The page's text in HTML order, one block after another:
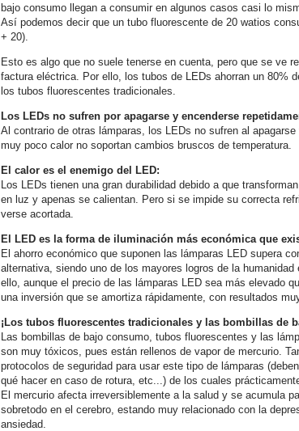
bajo consumo llegan a consumir en algunos casos casi lo
Así podemos decir que un tubo fluorescente de 20 watios
+ 20).
Esto es algo que no suele tenerse en cuenta, pero que se ve
factura eléctrica. Por ello, los tubos de LEDs ahorran un 80%
los tubos fluorescentes tradicionales.
Los LEDs no sufren por apagarse y encenderse
Al contrario de otras lámparas, los LEDs no sufren al
muy poco calor no soportan cambios bruscos de temperatura.
El calor es el enemigo del LED:
Los LEDs tienen una gran durabilidad debido a que
en luz y apenas se calientan. Pero si se impide su correcta
verse acortada.
El LED es la forma de iluminación más económica que
El ahorro económico que suponen las lámparas LED supera
alternativa, siendo uno de los mayores logros de la
ello, aunque el precio de las lámparas LED sea más elevado
una inversión que se amortiza rápidamente, con resultados
¡Los tubos fluorescentes tradicionales y las bombillas de
Las bombillas de bajo consumo, tubos fluorescentes y las
son muy tóxicos, pues están rellenos de vapor de mercurio.
protocolos de seguridad para usar este tipo de lámparas
qué hacer en caso de rotura, etc...) de los cuales
El mercurio afecta irreversiblemente a la salud y se acumula
sobretodo en el cerebro, estando muy relacionado con la
ansiedad.